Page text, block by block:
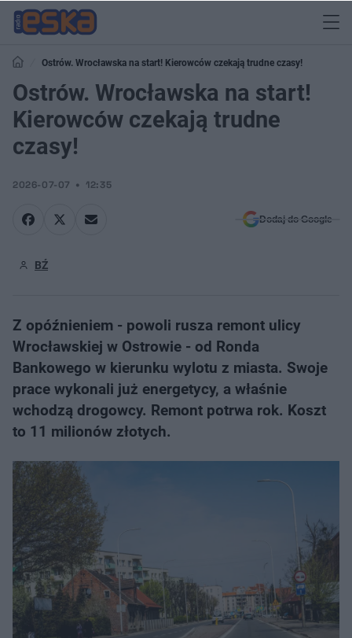
Ostrów. Wrocławska na start! Kierowców czekają trudne czasy!
Ostrów. Wrocławska na start!
Kierowców czekają trudne
czasy!
2026-07-07 12:35
Dodaj do Google
BŹ
Z opóźnieniem - powoli rusza remont ulicy
Wrocławskiej w Ostrowie - od Ronda
Bankowego w kierunku wylotu z miasta. Swoje
prace wykonali już energetycy, a właśnie
wchodzą drogowcy. Remont potrwa rok. Koszt
to 11 milionów złotych.